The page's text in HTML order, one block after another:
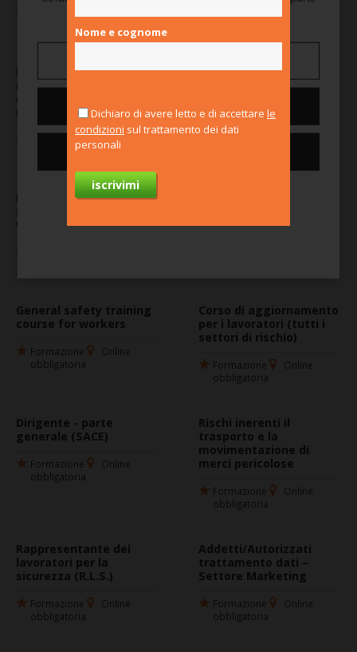
obbligatoria
Formazione lavoratori
rischio specifico
(movimentazione
manuale dei carichi)
obbligatoria
Online
Lavoratori rischio
specifico (microclima)
Formazione
obbligatoria
Lavoratori rischio
specifico - Addetto al
videoterminale
General safety training
course for workers
Formazione
obbligatoria
Online
Corso di aggiornamento
per i lavoratori (tutti i
settori di rischio)
Formazione
obbligatoria
Online
Dirigente - parte
generale (SACE)
Formazione
obbligatoria
Online
Rischi inerenti il
trasporto e la
movimentazione di
merci pericolose
Formazione
obbligatoria
Online
Rappresentante dei
lavoratori per la
sicurezza (R.L.S.)
Formazione
obbligatoria
Online
Addetti/Autorizzati
trattamento dati –
Settore Marketing
Formazione
obbligatoria
Online
tua.
Nega tutti
Nome e cognome
Dichiaro di avere letto e di accettare le
condizioni sul trattamento dei dati
personali